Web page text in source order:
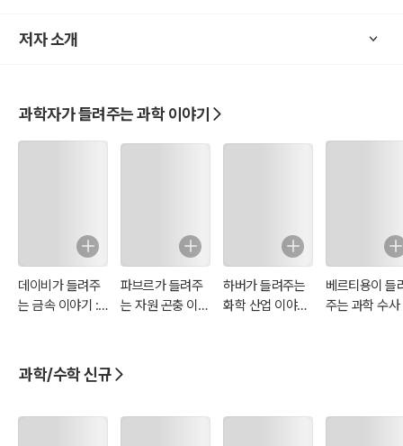
저자 소개
과학자가 들려주는 과학 이야기
데이비가 들려주
는 금속 이야기 :
파브르가 들려주
는 자원 곤충 이야
하버가 들려주는
화학 산업 이야기
베르티용이 들
주는 과학 수사
과학/수학 신규